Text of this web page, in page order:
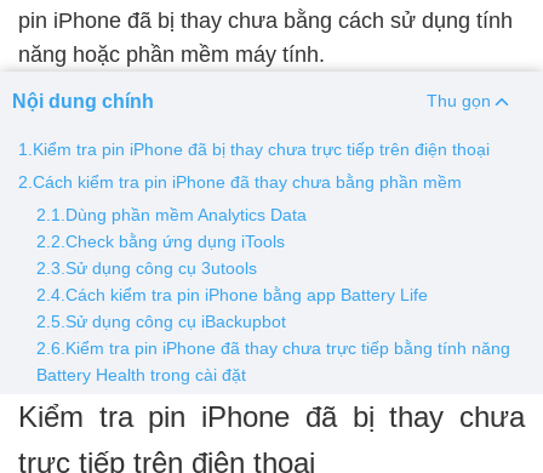
Thay vỏ
Vỏ iPhone Vỏ Samsung
Vỏ Huawei
pin iPhone đã bị thay chưa bằng cách sử dụng tính
năng hoặc phần mềm máy tính.
Nội dung chính Thu gọn
1.Kiểm tra pin iPhone đã bị thay chưa trực tiếp trên điện thoại
2.Cách kiểm tra pin iPhone đã thay chưa bằng phần mềm
2.1.Dùng phần mềm Analytics Data
2.2.Check bằng ứng dụng iTools
2.3.Sử dụng công cụ 3utools
2.4.Cách kiểm tra pin iPhone bằng app Battery Life
2.5.Sử dụng công cụ iBackupbot
2.6.Kiểm tra pin iPhone đã thay chưa trực tiếp bằng tính năng
Battery Health trong cài đặt
Kiểm tra pin iPhone đã bị thay chưa
trực tiếp trên điện thoại